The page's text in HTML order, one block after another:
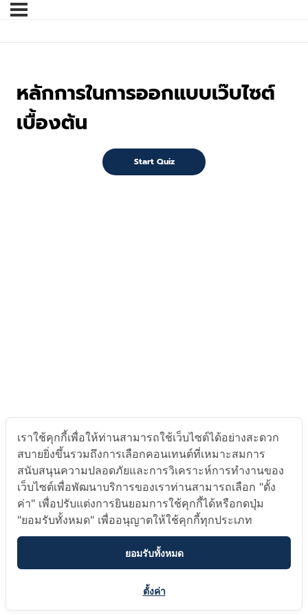
หลักการในการออกแบบเว๊บไซต์
เบื้องต้น
เราใช้คุกกี้เพื่อให้ท่านสามารถใช้เว็บไซต์ได้อย่างสะดวก
สบายยิ่งขึ้นรวมถึงการเลือกคอนเทนต์ที่เหมาะสมการ
สนับสนุนความปลอดภัยและการวิเคราะห์การทำงานของ
เว็บไซต์เพื่อพัฒนาบริการของเราท่านสามารถเลือก "ตั้ง
ค่า" เพื่อปรับแต่งการยินยอมการใช้คุกกี้ได้หรือกดปุ่ม
"ยอมรับทั้งหมด" เพื่ออนุญาตให้ใช้คุกกี้ทุกประเภท
ยอมรับทั้งหมด
ตั้งค่า